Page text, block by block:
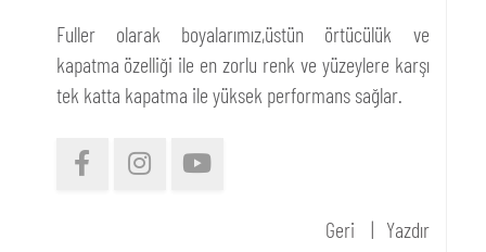
Fuller olarak boyalarımız,üstün örtücülük ve
kapatma özelliği ile en zorlu renk ve yüzeylere karşı
tek katta kapatma ile yüksek performans sağlar.
Geri Yazdır